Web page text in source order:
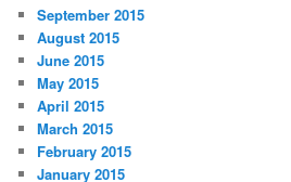
September 2015
August 2015
June 2015
May 2015
April 2015
March 2015
February 2015
January 2015